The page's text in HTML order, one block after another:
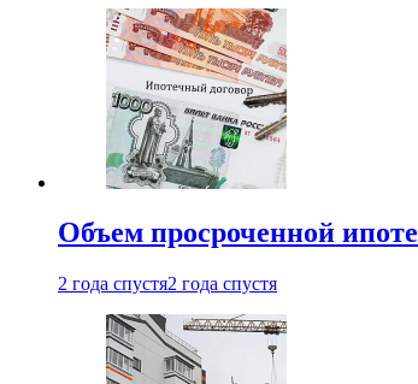
Объем просроченной
2 года спустя2 года спустя